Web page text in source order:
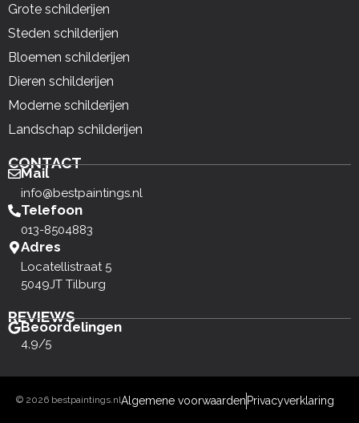
Grote schilderijen
Steden schilderijen
Bloemen schilderijen
Dieren schilderijen
Moderne schilderijen
Landschap schilderijen
CONTACT
Mail
info@bestpaintings.nl
Telefoon
013-8504883
Adres
Locatellistraat 5
5049JT Tilburg
REVIEWS
Beoordelingen
4,9/5
© 2026 bestpaintings.nlAlgemene voorwaarden Privacyverklaring